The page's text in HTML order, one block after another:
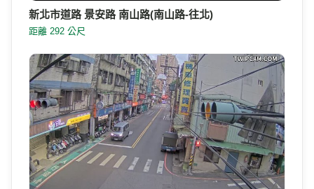
新北市道路 景安路 南山路(南山路-往北)
距離 292 公尺